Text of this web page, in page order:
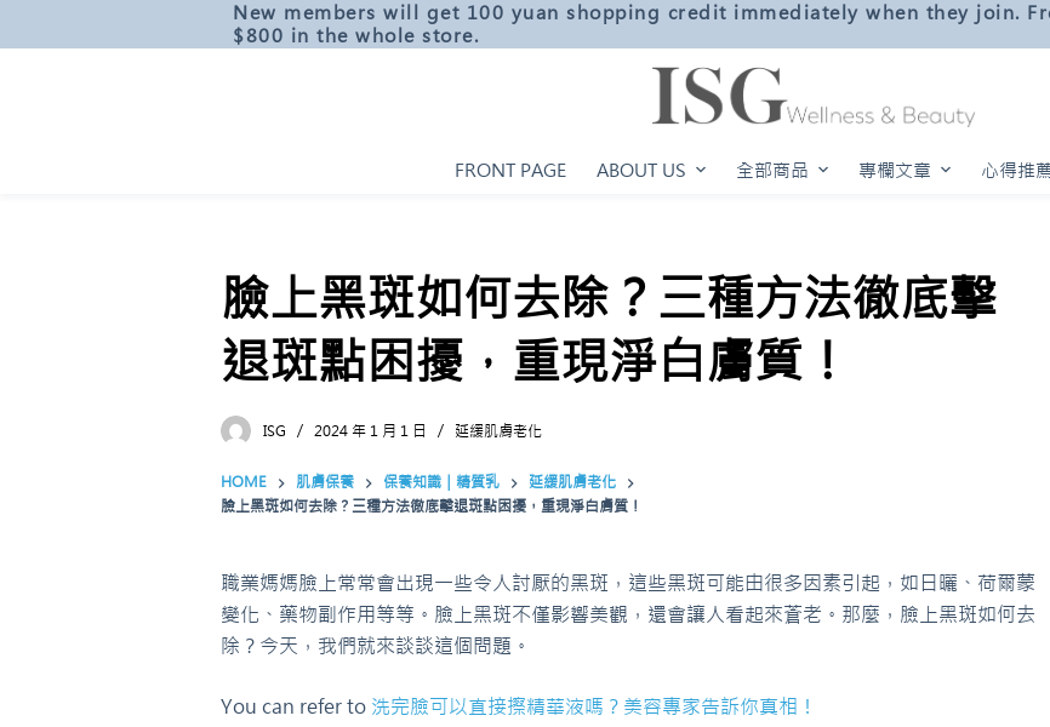
New members will get 100 yuan shopping credit immediately when they join.
$800 in the whole store.
FRONT PAGE ABOUT US 全部商品 專欄文章 心得推
臉上黑斑如何去除？三種方法徹底擊
退斑點困擾，重現淨白膚質！
ISG 2024 年 1 月 1 日 延緩肌膚老化
HOME 肌膚保養 保養知識｜精質乳
延緩肌膚老化
臉上黑斑如何去除？三種方法徹底擊退斑點困擾，重現淨白膚質！
職業媽媽臉上常常會出現一些令人討厭的黑斑，這些黑斑可能由很多因素引起，如日曬、荷爾蒙
變化、藥物副作用等等。臉上黑斑不僅影響美觀，還會讓人看起來蒼老。那麼，臉上黑斑如何去
除？今天，我們就來談談這個問題。
You can refer to 洗完臉可以直接擦精華液嗎？美容專家告訴你真相！